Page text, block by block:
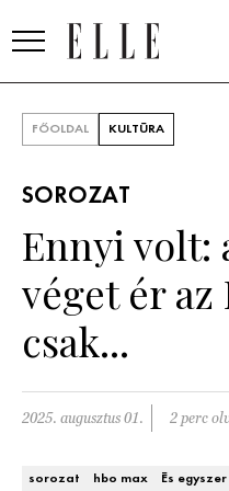
SZÉPSÉG
KULTÚRA
ÉLETMÓD
PÁRKAPCSOLAT
FŐOLDAL KULTÚRA
SOROZAT
Ennyi volt:
véget ér az
csak...
2025. augusztus 01. 2 perc
sorozat hbo max És